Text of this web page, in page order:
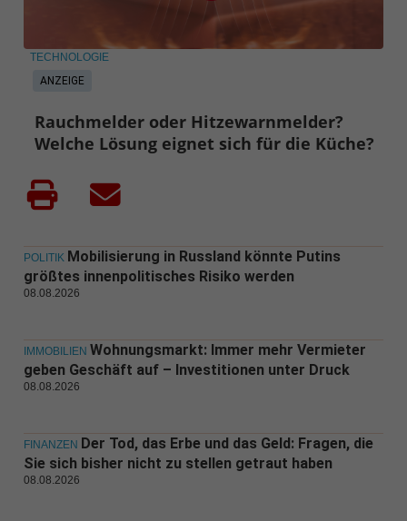
ANZEIGE
TECHNOLOGIE
Rauchmelder oder Hitzewarnmelder?
Welche Lösung eignet sich für die Küche?
POLITIK Mobilisierung in Russland könnte Putins
größtes innenpolitisches Risiko werden
08.08.2026
IMMOBILIEN Wohnungsmarkt: Immer mehr Vermieter
geben Geschäft auf – Investitionen unter Druck
08.08.2026
FINANZEN Der Tod, das Erbe und das Geld: Fragen, die
Sie sich bisher nicht zu stellen getraut haben
08.08.2026